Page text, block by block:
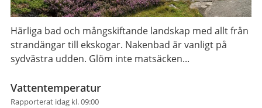
Härliga bad och mångskiftande landskap med allt från
strandängar till ekskogar. Nakenbad är vanligt på
sydvästra udden. Glöm inte matsäcken...
Vattentemperatur
Rapporterat idag kl. 09:00